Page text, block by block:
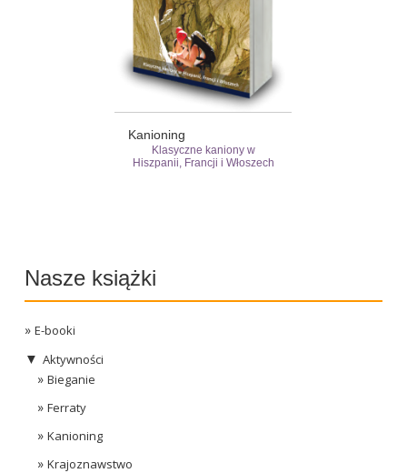
Kanioning
Klasyczne kaniony w
Hiszpanii, Francji i Włoszech
Nasze książki
E-booki
▼ Aktywności
Bieganie
Ferraty
Kanioning
Krajoznawstwo